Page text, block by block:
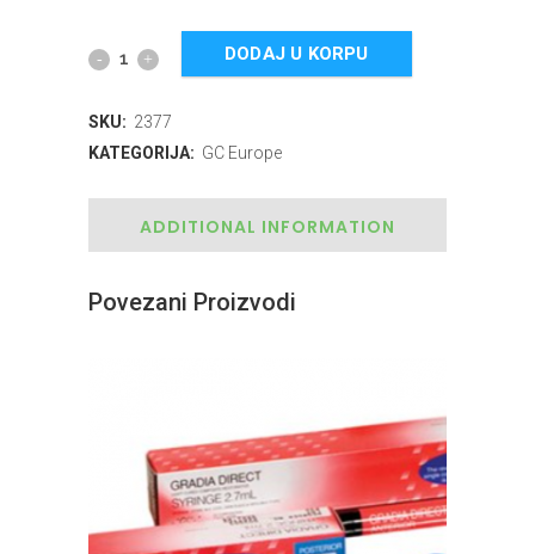
DODAJ U KORPU
SKU: 2377
KATEGORIJA: GC Europe
ADDITIONAL INFORMATION
Povezani Proizvodi